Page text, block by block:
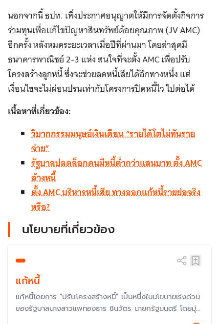
นอกจากนี้ ธปท. เพิ่งประกาศอนุญาตให้มีการจัดตั้งกิจการ
ร่วมทุนเพื่อแก้ไขปัญหาสินทรัพย์ด้อยคุณภาพ (JV AMC)
อีกครั้ง หลังหมดระยะเวลาเมื่อปีที่ผ่านมา โดยล่าสุดมี
ธนาคารพาณิชย์ 2-3 แห่ง สนใจที่จะตั้ง AMC เพื่อปรับ
โครงสร้างลูกหนี้ ซึ่งจะช่วยลดหนี้เสียได้อีกทางหนึ่ง แต่
เงื่อนไขจะไม่ผ่อนปรนเท่ากับโครงการปิดหนี้ไว ไปต่อได้
เนื้อหาที่เกี่ยวข้อง:
วิบากกรรมมนุษย์เงินเดือน “รายได้โตไม่ทันราย
จ่าย”
รัฐบาลปลดล็อกคนมีหนี้ต่ำกว่าแสนบาท ตั้ง AMC
ล้างหนี้
ตั้ง AMC บริหารหนี้เสีย ทางออกแก้หนี้รายย่อจริง
หรือ?
นโยบายที่เกี่ยวข้อง
แก้หนี้
แก้หนี้โดยการ "ปรับโครงสร้างหนี้" เป็นหนึ่งในนโยบายเร่งด่วน
ของรัฐบาลนางสาวแพทองธาร ชินวัตร นายกรัฐมนตรี โดยมุ่ง